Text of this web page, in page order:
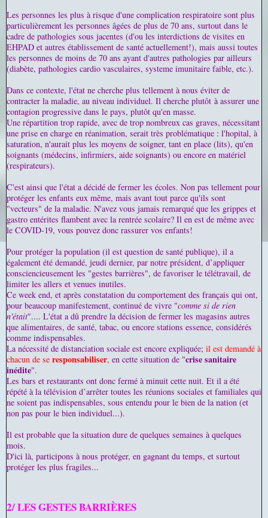
Les personnes les plus à risque d'une complication respiratoire sont plus
particulièrement les personnes âgées de plus de 70 ans, surtout dans le
cadre de pathologies sous jacentes (d'ou les interdictions de visites en
EHPAD et autres établissement de santé actuellement!), mais aussi toutes
les personnes de moins de 70 ans ayant d'autres pathologies par ailleurs
(diabète, pathologies cardio vasculaires, systeme imunitaire faible, etc.).
Dans ce contexte, l'état ne cherche plus tellement à nous éviter de
contracter la maladie, au niveau individuel. Il cherche plutôt à assurer une
contagion progressive dans le pays, plutôt qu'en masse.
Une répartition trop rapide, avec de trop nombreux cas graves, nécessitant
une prise en charge en réanimation, serait très problématique : l'hopital, à
saturation, n'aurait plus les moyens de soigner, tant en place (lits), qu'en
soignants (médecins, infirmiers, aide soignants) ou encore en matériel
(respirateurs).
C'est ainsi que l'état a décidé de fermer les écoles. Non pas tellement pour
protéger les enfants eux même, mais avant tout parce qu'ils sont
"vecteurs" de la maladie. N'avez vous jamais remarqué que les grippes et
gastro entérites flambent avec la rentrée scolaire? Il en est de même avec
le COVID-19, vous pouvez donc rassurer vos enfants!
Pour protéger la population (il est question de santé publique), il a
également été demandé, jeudi dernier, par notre président, d’appliquer
consciencieusement les "gestes barrières", de favoriser le télétravail, de
limiter les allers et venues inutiles.
Ce week end, et après constatation du comportement des français qui ont,
pour beaucoup manifestement, continué de vivre "comme si de rien
n'était".... L'état a dû prendre la décision de fermer les magasins autres
que alimentaires, de santé, tabac, ou encore stations essence, considérés
comme indispensables.
La nécessité de distanciation sociale est encore expliquée; il est demandé à
chacun de se responsabiliser, en cette situation de "crise sanitaire
inédite".
Les bars et restaurants ont donc fermé à minuit cette nuit. Et il a été
répété à la télévision d’arrêter toutes les réunions sociales et familiales qui
ne soient pas indispensables, sous entendu pour le bien de la nation (et
non pas pour le bien individuel...).
Il est probable que la situation dure de quelques semaines à quelques
mois.
D'ici là, participons à nous protéger, en gagnant du temps, et surtout
protéger les plus fragiles...
2/ LES GESTES BARRIÈRES